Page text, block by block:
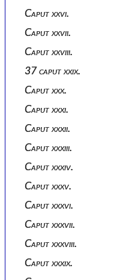
Caput xxvi.
Caput xxvii.
Caput xxviii.
37 caput xxix.
Caput xxx.
Caput xxxi.
Caput xxxii.
Caput xxxiii.
Caput xxxiv.
Caput xxxv.
Caput xxxvi.
Caput xxxvii.
Caput xxxviii.
Caput xxxix.